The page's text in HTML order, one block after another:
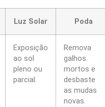
Luz Solar Poda
Exposição
ao sol
pleno ou
parcial.
Remova
galhos
mortos e
desbaste
as mudas
novas.